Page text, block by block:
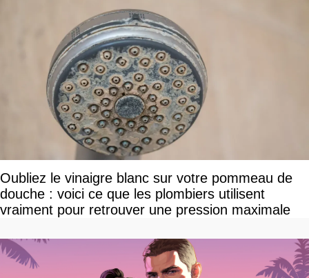
Oubliez le vinaigre blanc sur votre pommeau de
douche : voici ce que les plombiers utilisent
vraiment pour retrouver une pression maximale